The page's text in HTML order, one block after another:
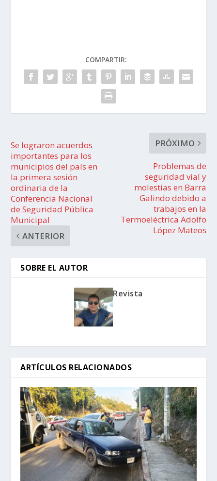
COMPARTIR:
Se lograron acuerdos
importantes para los
municipios del país en
la primera sesión
ordinaria de la
Conferencia Nacional
de Seguridad Pública
Municipal
ANTERIOR
PRÓXIMO
Problemas de
seguridad vial y
molestias en Barra
Galindo debido a
trabajos en la
Termoeléctrica Adolfo
López Mateos
SOBRE EL AUTOR
Revista
ARTÍCULOS RELACIONADOS